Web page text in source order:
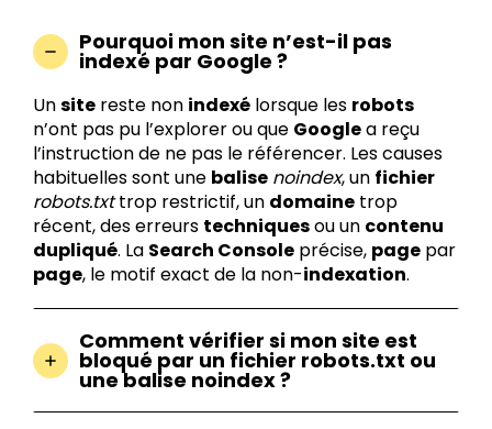
Pourquoi mon site n’est-il pas
indexé par Google ?
Unsite reste non indexé lorsque les robots
n’ont pas pu l’explorer ou que Googlea reçu
l’instruction de ne pas le référencer. Les causes
habituelles sont une balise noindex, un fichier
robots.txttrop restrictif, un domaine trop
récent, des erreurs techniquesou un contenu
dupliqué. La Search Console précise, page par
page, le motif exact de la non-indexation.
Comment vérifier si mon site est
bloqué par un fichier robots.txt ou
une balise noindex ?